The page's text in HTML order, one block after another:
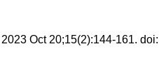
Oct 20;15(2):144-161. doi: